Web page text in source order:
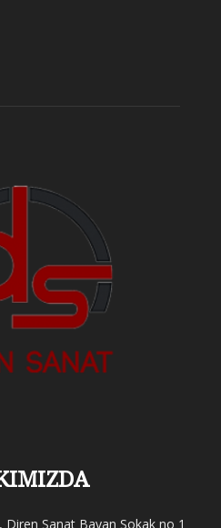
Diren Sanat Bayan Sokak no 1